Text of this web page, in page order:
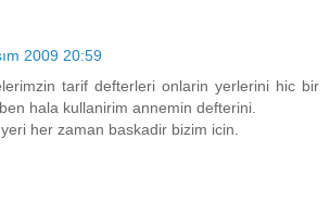
2009 20:59
tarif defterleri onlarin yerlerini hic bir
hala kullanirim annemin defterini.
her zaman baskadir bizim icin.